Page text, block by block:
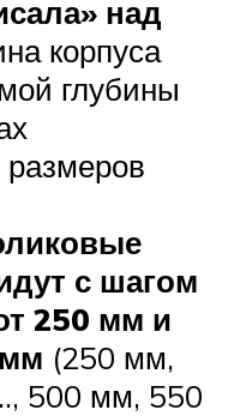
над
корпуса
глубины
размеров
с шагом
250 мм и
(250 мм,
500 мм, 550